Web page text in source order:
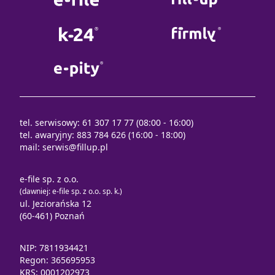
tel. serwisowy: 61 307 17 77 (08:00 - 16:00)
tel. awaryjny: 883 784 626 (16:00 - 18:00)
mail: serwis@fillup.pl
e-file sp. z o.o.
(dawniej: e-file sp. z o.o. sp. k.)
ul. Jeziorańska 12
(60-461) Poznań
NIP: 7811934421
Regon: 365695953
KRS: 0001202973